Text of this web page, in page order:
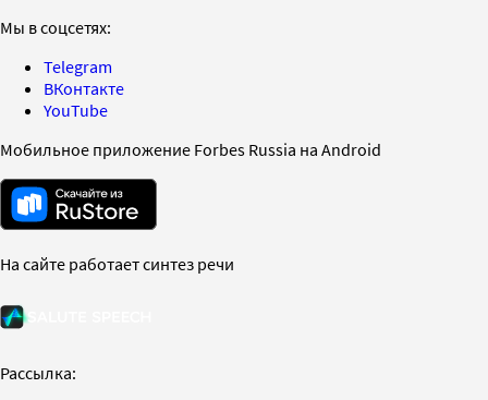
Мы в соцсетях:
Telegram
ВКонтакте
YouTube
Мобильное приложение Forbes Russia на Android
На сайте работает синтез речи
Рассылка: